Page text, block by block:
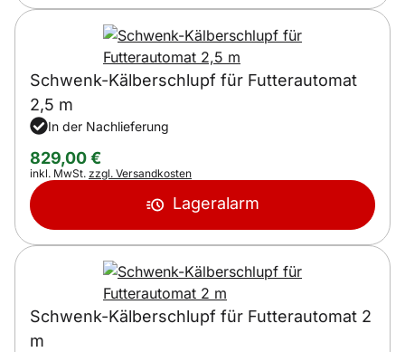
Schwenk-Kälberschlupf für Futterautomat
2,5 m
In der Nachlieferung
829,00€
Steuerhinweis:
inkl. MwSt. zzgl. Versandkosten
Lageralarm
Schwenk-Kälberschlupf für Futterautomat 2
m